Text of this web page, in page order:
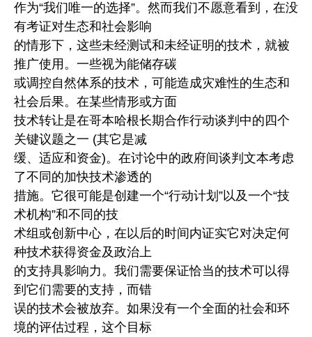
作为“我们唯一的选择”。然而我们不愿意看到，在没
有考证对生态和社会影响
的情形下，这些未经测试和未经证明的技术，就被
推广使用。一些视为能储存碳
或调控自然体系的技术，可能造成灾难性的生态和
社会后果。在某些情形或方面
技术转让是在哥本哈根长期合作行动谈判中的四个
关键议题之一 (其它是减
缓、适应和资金)。在讨论中的政府间谈判文本考虑
了不同的加快技术渗透的
措施。它很可能是创建一个“行动计划”以及一个“技
术机构”和不同的技
术组或创新中心，在以后的时间内证实它对决定何
种技术获得资金及政治上
的支持具影响力。我们需要保证恰当的技术可以得
到它们需要的支持，而错
误的技术会被放弃。如果没有一个全面的社会和环
境的评估过程，这个目标